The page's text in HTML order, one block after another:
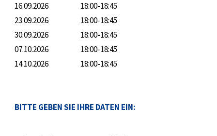
16.09.2026
18:00-18:45
23.09.2026
18:00-18:45
30.09.2026
18:00-18:45
07.10.2026
18:00-18:45
14.10.2026
18:00-18:45
BITTE GEBEN SIE IHRE DATEN EIN: